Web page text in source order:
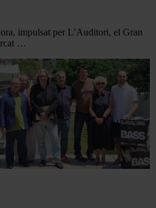
impulsat per L’Auditori, el Gran
…